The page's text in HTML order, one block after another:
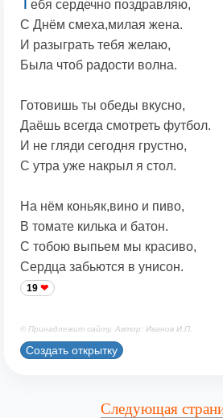
ебя сердечно поздравляю,
С Днём смеха,милая жена.
И разыграть тебя желаю,
Была чтоб радости волна.
Готовишь ты обеды вкусно,
Даёшь всегда смотреть футбол.
И не гляди сегодня грустно,
С утра уже накрыл я стол.
На нём коньяк,вино и пиво,
В томате килька и батон.
С тобою выпьем мы красиво,
Сердца забьются в унисон.
19
© Принадлежит сайту. Автор: Иванов И.П.
Создать открытку
Следующая